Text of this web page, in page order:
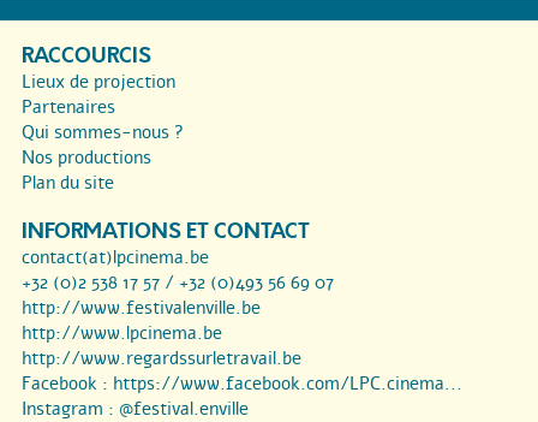
RACCOURCIS
Lieux de projection
Partenaires
Qui sommes-nous ?
Nos productions
Plan du site
INFORMATIONS ET CONTACT
contact(at)lpcinema.be
+32 (0)2 538 17 57 / +32 (0)493 56 69 07
http://www.festivalenville.be
http://www.lpcinema.be
http://www.regardssurletravail.be
Facebook : https://www.facebook.com/LPC.cinema...
Instagram : @festival.enville